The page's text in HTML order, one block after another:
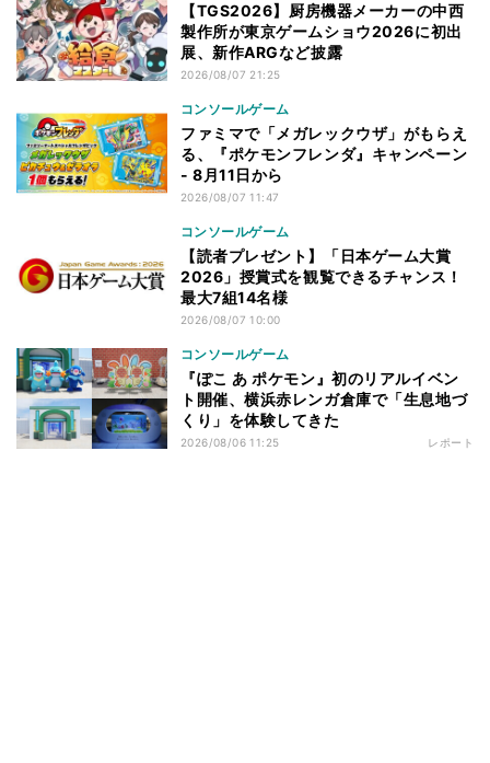
【TGS2026】厨房機器メーカーの中西
製作所が東京ゲームショウ2026に初出
展、新作ARGなど披露
2026/08/07 21:25
コンソールゲーム
ファミマで「メガレックウザ」がもらえ
る、『ポケモンフレンダ』キャンペーン
- 8月11日から
2026/08/07 11:47
コンソールゲーム
【読者プレゼント】「日本ゲーム大賞
2026」授賞式を観覧できるチャンス！
最大7組14名様
2026/08/07 10:00
コンソールゲーム
『ぽこ あ ポケモン』初のリアルイベン
ト開催、横浜赤レンガ倉庫で「生息地づ
くり」を体験してきた
2026/08/06 11:25 レポート